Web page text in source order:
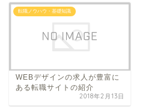
転職ノウハウ・基礎知識
WEBデザインの求人が豊富に
ある転職サイトの紹介
2018年2月13日